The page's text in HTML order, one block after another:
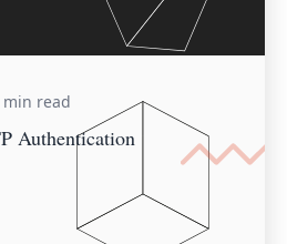
min read
Authentication